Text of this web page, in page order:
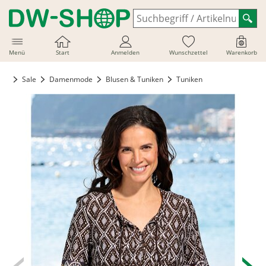
Menü Start Anmelden Wunschzettel Warenkorb
Sale Damenmode Blusen & Tuniken Tuniken